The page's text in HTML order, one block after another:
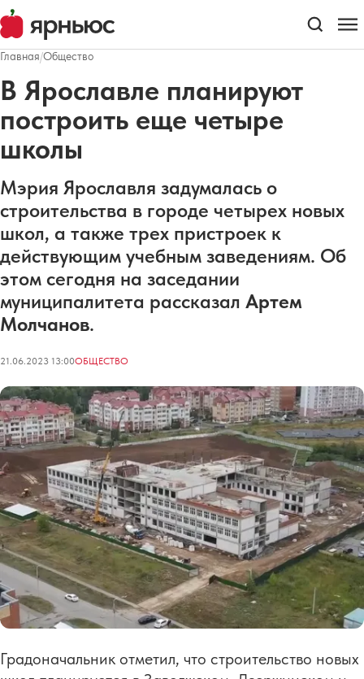
Главная/Общество
В Ярославле планируют
построить еще четыре
школы
Мэрия Ярославля задумалась о
строительства в городе четырех новых
школ, а также трех пристроек к
действующим учебным заведениям. Об
этом сегодня на заседании
муниципалитета рассказал Артем
Молчанов.
21.06.2023 13:00ОБЩЕСТВО
Градоначальник отметил, что строительство новых